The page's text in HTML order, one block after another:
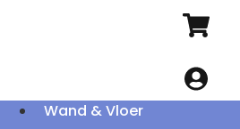
Wand & Vloer